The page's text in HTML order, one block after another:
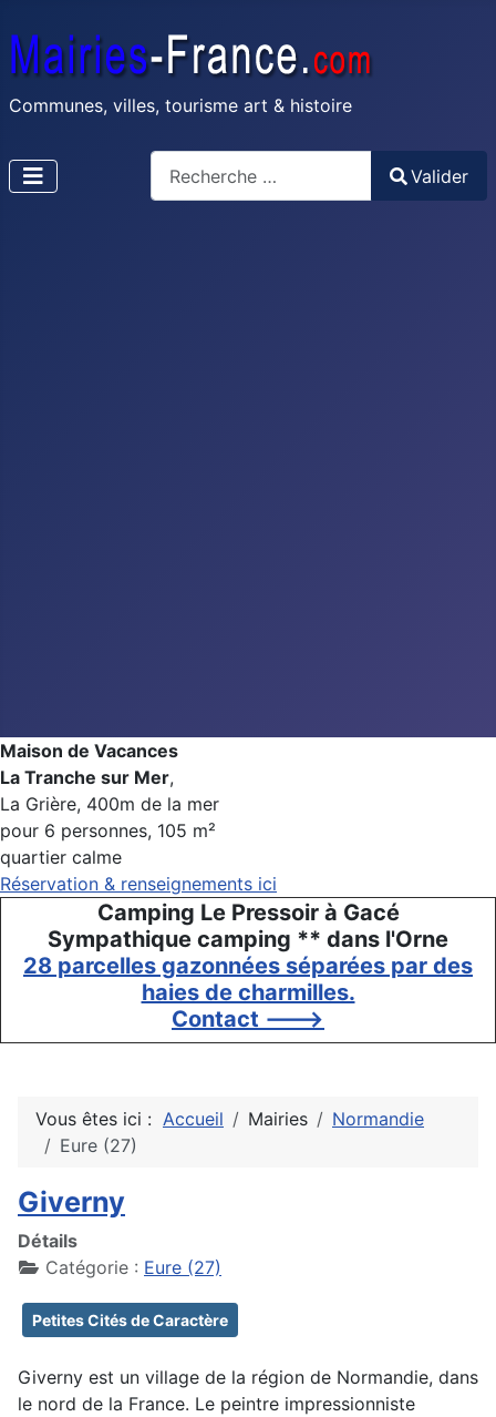
Communes, villes, tourisme art & histoire
Valider
Maison de Vacances
La Tranche sur Mer,
La Grière, 400m de la mer
pour 6 personnes, 105 m²
quartier calme
Réservation & renseignements ici
Camping Le Pressoir à Gacé
Sympathique camping ** dans l'Orne
28 parcelles gazonnées séparées par des
haies de charmilles.
Contact --->
Vous êtes ici : Accueil Mairies
Normandie
Eure (27)
Giverny
Détails
Catégorie : Eure (27)
Petites Cités de Caractère
Giverny est un village de la région de Normandie, dans
le nord de la France. Le peintre impressionniste